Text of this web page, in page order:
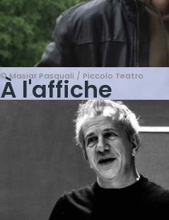
© Masiar Pasquali / Piccolo Teatro
À l'affiche